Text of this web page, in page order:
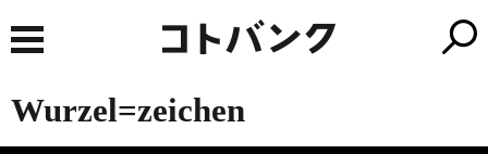
Wurzel=zeichen